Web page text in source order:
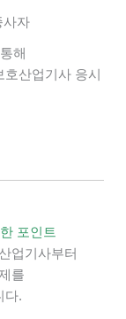
사자
해
호산업기사 응시
포인트
업기사부터
를
다.